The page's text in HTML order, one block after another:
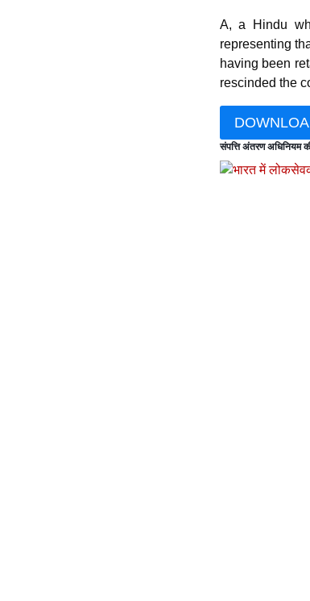
A, a Hindu
representing
having been
rescinded the
संपत्ति अंतरण अधिनियम